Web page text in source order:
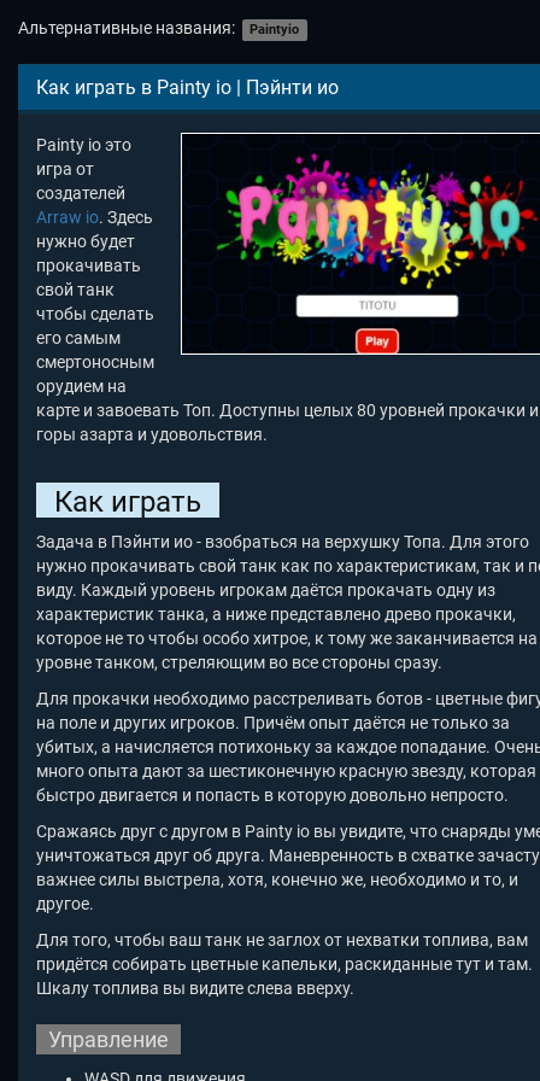
Альтернативные названия: Paintyio
Как играть в Painty io | Пэйнти ио
Painty io это
игра от
создателей
Arraw io. Здесь
нужно будет
прокачивать
свой танк
чтобы сделать
его самым
смертоносным
орудием на
карте и завоевать Топ. Доступны целых 80 уровней прокачки и
горы азарта и удовольствия.
Как играть
Задача в Пэйнти ио - взобраться на верхушку Топа. Для этого
нужно прокачивать свой танк как по характеристикам, так и
виду. Каждый уровень игрокам даётся прокачать одну из
характеристик танка, а ниже представлено древо прокачки,
которое не то чтобы особо хитрое, к тому же заканчивается
уровне танком, стреляющим во все стороны сразу.
Для прокачки необходимо расстреливать ботов - цветные
на поле и других игроков. Причём опыт даётся не только за
убитых, а начисляется потихоньку за каждое попадание.
много опыта дают за шестиконечную красную звезду, которая
быстро двигается и попасть в которую довольно непросто.
Сражаясь друг с другом в Painty io вы увидите, что снаряды
уничтожаться друг об друга. Маневренность в схватке
важнее силы выстрела, хотя, конечно же, необходимо и то, и
другое.
Для того, чтобы ваш танк не заглох от нехватки топлива, вам
придётся собирать цветные капельки, раскиданные тут и там.
Шкалу топлива вы видите слева вверху.
Управление